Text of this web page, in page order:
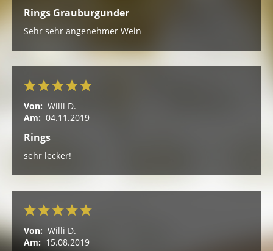
Rings Grauburgunder
Sehr sehr angenehmer Wein
Von: Willi D.
Am: 04.11.2019
Rings
sehr lecker!
Von: Willi D.
Am: 15.08.2019